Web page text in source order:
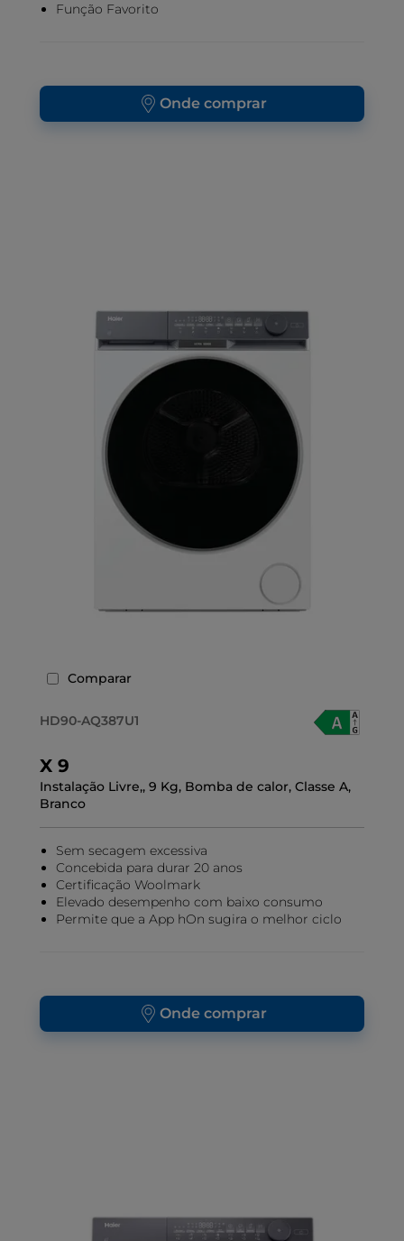
Função Favorito
Onde comprar
Comparar
HD90-AQ387U1
X 9
Instalação Livre,, 9 Kg, Bomba de calor, Classe A,
Branco
Sem secagem excessiva
Concebida para durar 20 anos
Certificação Woolmark
Elevado desempenho com baixo consumo
Permite que a App hOn sugira o melhor ciclo
Onde comprar